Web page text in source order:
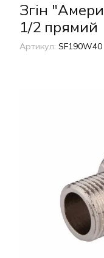
Згін
1/2 прямий
Артикул: SF190W40